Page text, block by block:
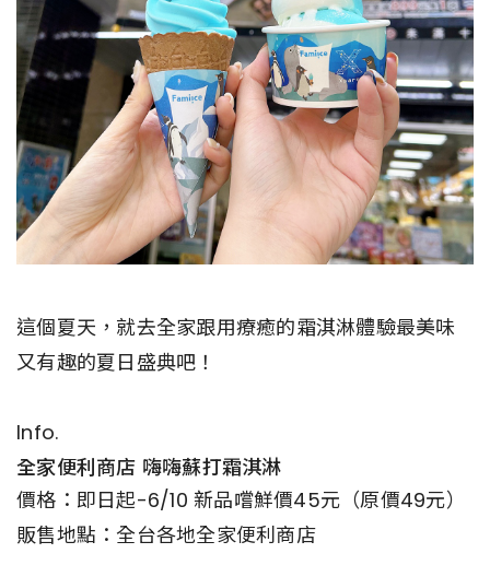
這個夏天，就去全家跟用療癒的霜淇淋體驗最美味
又有趣的夏日盛典吧！
Info.
全家便利商店 嗨嗨蘇打霜淇淋
價格：即日起-6/10 新品嚐鮮價45元（原價49元）
販售地點：全台各地全家便利商店